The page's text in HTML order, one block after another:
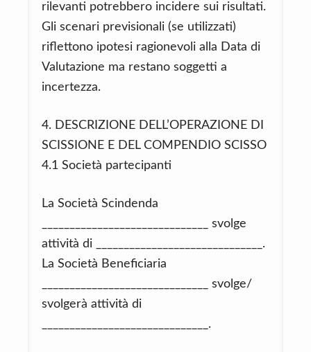
rilevanti potrebbero incidere sui risultati.
Gli scenari previsionali (se utilizzati)
riflettono ipotesi ragionevoli alla Data di
Valutazione ma restano soggetti a
incertezza.
4. DESCRIZIONE DELL’OPERAZIONE DI
SCISSIONE E DEL COMPENDIO SCISSO
4.1 Società partecipanti
La Società Scindenda
______________________________ svolge
attività di ______________________________.
La Società Beneficiaria
______________________________ svolge/
svolgerà attività di
______________________________.